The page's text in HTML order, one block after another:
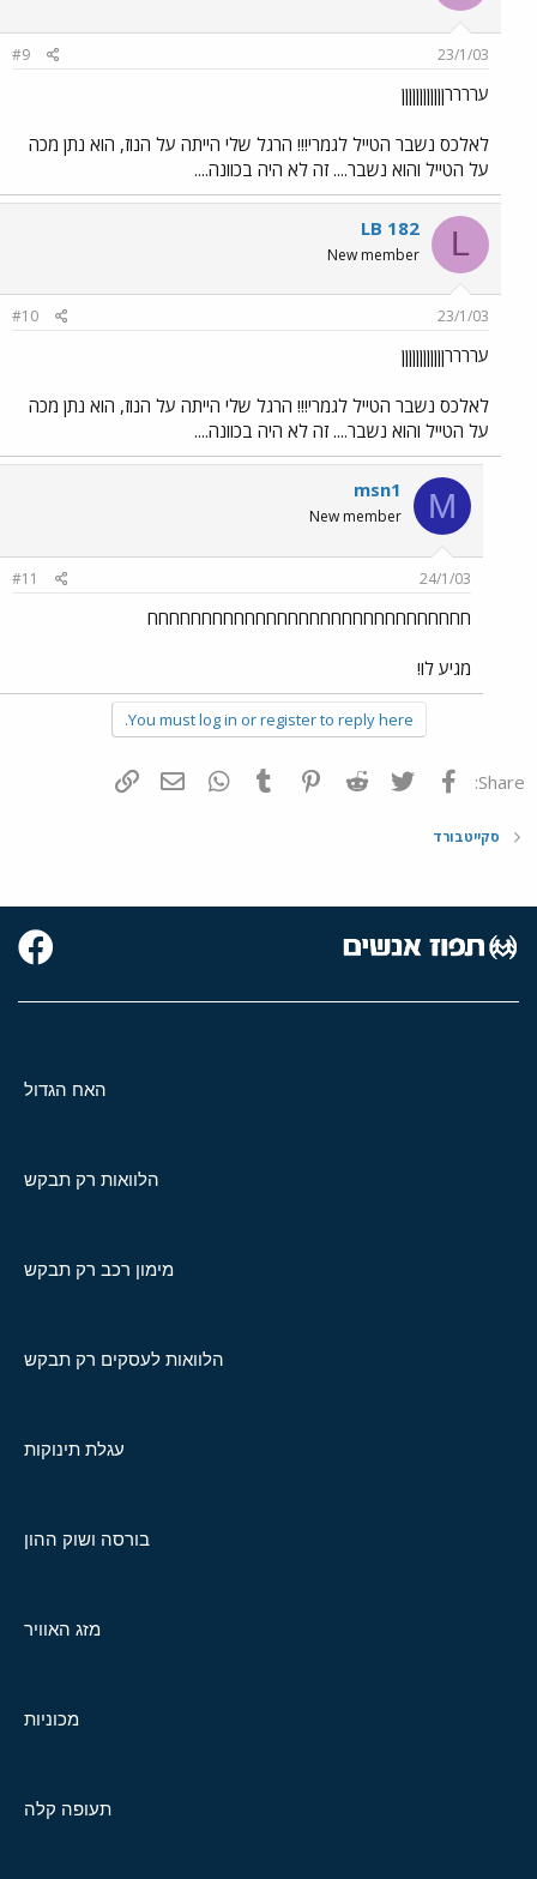
23/1/03
#9
עררררןןןןןןןןןןןן
לאלכס נשבר הטייל לגמרי!!! הרגל שלי הייתה על הנוז, הוא נתן מכה
על הטייל והוא נשבר.... זה לא היה בכוונה....
L
LB 182
New member
23/1/03
#10
עררררןןןןןןןןןןןן
לאלכס נשבר הטייל לגמרי!!! הרגל שלי הייתה על הנוז, הוא נתן מכה
על הטייל והוא נשבר.... זה לא היה בכוונה....
M
msn1
New member
24/1/03
#11
חחחחחחחחחחחחחחחחחחחחחחחחחחחחחח
מגיע לו!
You must log in or register to reply here.
Share: פייסבוק Twitter
Reddit
Pinterest
Tumblr
WhatsAppדואר אלקטרוני
סקייטבורד
האח הגדול
הלוואות רק תבקש
מימון רכב רק תבקש
הלוואות לעסקים רק תבקש
עגלת תינוקות
בורסה ושוק ההון
מזג האוויר
מכוניות
תעופה קלה